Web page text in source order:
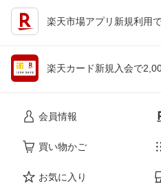
楽天市場アプリ新規利用
楽天カード新規入会で
会員情報
買い物かご
お気に入り